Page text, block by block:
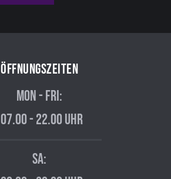
Öffnungszeiten
Mon - Fri:
07.00 - 22.00 Uhr
SA: